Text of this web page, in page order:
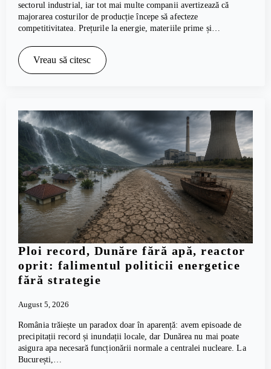
sectorul industrial, iar tot mai multe companii avertizează că
majorarea costurilor de producție începe să afecteze
competitivitatea. Prețurile la energie, materiile prime și…
Vreau să citesc
Ploi record, Dunăre fără apă, reactor
oprit: falimentul politicii energetice
fără strategie
August 5, 2026
România trăiește un paradox doar în aparență: avem episoade de
precipitații record și inundații locale, dar Dunărea nu mai poate
asigura apa necesară funcționării normale a centralei nucleare. La
București,…